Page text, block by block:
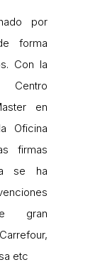
por
forma
Con la
Centro
en
Oficina
firmas
se ha
gran
etc